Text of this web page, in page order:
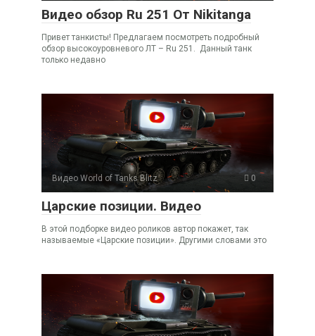
Видео обзор Ru 251 От Nikitanga
Привет танкисты! Предлагаем посмотреть подробный
обзор высокоуровневого ЛТ – Ru 251. Данный танк
только недавно
Видео World of Tanks Blitz 0
Царские позиции. Видео
В этой подборке видео роликов автор покажет, так
называемые «Царские позиции». Другими словами это